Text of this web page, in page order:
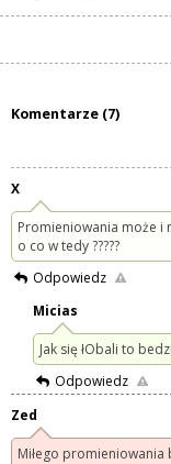
Komentarze (7)
X
Promieniowania może i
o co w tedy ?????
Odpowiedz
Micias
Jak się łObali to
Odpowiedz
Zed
Miłego